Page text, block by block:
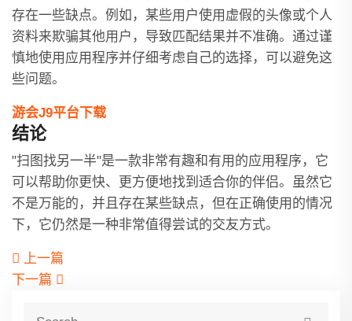
存在一些缺点。例如，某些用户使用虚假的头像或个人
资料来欺骗其他用户，导致匹配结果并不准确。通过谨
慎地使用应用程序并仔细考虑自己的选择，可以避免这
些问题。
游会J9平台下载
结论
"扫图找另一半"是一款非常有趣和有用的应用程序，它
可以帮助你更快、更方便地找到适合你的伴侣。虽然它
不是万能的，并且存在某些缺点，但在正确使用的情况
下，它仍然是一种非常值得尝试的交友方式。
上一篇
下一篇